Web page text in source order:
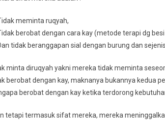
meminta ruqyah,
berobat dengan cara kay (metode terapi dg
tidak beranggapan sial dengan burung dan
minta diruqyah yakni mereka tidak meminta
berobat dengan kay, maknanya bukannya kedua
berobat dengan kay ketika terdorong
tetapi termasuk sifat mereka, mereka